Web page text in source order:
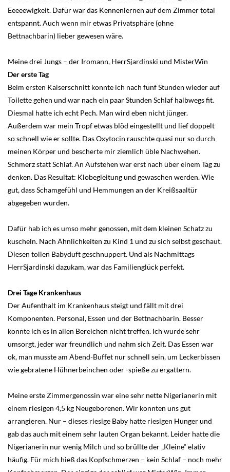
Eeeeewigkeit. Dafür war das Kennenlernen auf dem Zimmer total
entspannt. Auch wenn mir etwas Privatsphäre (ohne
Bettnachbarin) lieber gewesen wäre.
Meine drei Jungs – der Iromann, HerrSjardinski und MisterWin
Der erste Tag
Beim ersten Kaiserschnitt konnte ich nach fünf Stunden wieder auf
Toilette gehen und war nach ein paar Stunden Schlaf halbwegs fit.
Diesmal hatte ich echt Pech. Man wird eben nicht jünger.
Außerdem war mein Tropf etwas blöd eingestellt und lief doppelt
so schnell wie er sollte. Das Oxytocin rauschte quasi nur so durch
meinen Körper und bescherte mir ziemlich üble Nachwehen.
Schmerz statt Schlaf. An Aufstehen war erst nach über einem Tag zu
denken. Das Resultat: Klobegleitung und gewaschen werden. Wie
gut, dass Schamgefühl und Hemmungen an der Kreißsaaltür
abgegeben wurden.
Dafür hab ich es umso mehr genossen, mit dem kleinen Schatz zu
kuscheln. Nach Ähnlichkeiten zu Kind 1 und zu sich selbst geschaut.
Diesen tollen Babyduft geschnuppert. Und als Nachmittags
HerrSjardinski dazukam, war das Familienglück perfekt.
Drei Tage Krankenhaus
Der Aufenthalt im Krankenhaus steigt und fällt mit drei
Komponenten. Personal, Essen und der Bettnachbarin. Besser
konnte ich es in allen Bereichen nicht treffen. Ich wurde sehr
umsorgt, jeder war freundlich und nahm sich Zeit. Das Essen war
ok, man musste am Abend-Buffet nur schnell sein, um Leckerbissen
wie gebratene Hühnerbeinchen oder -spieße zu ergattern.
Meine erste Zimmergenossin war eine sehr nette Nigerianerin mit
einem riesigen 4,5 kg Neugeborenen. Wir konnten uns gut
arrangieren. Nur – dieses riesige Baby hatte riesigen Hunger und
gab das auch mit einem sehr lauten Organ bekannt. Leider hatte die
Nigerianerin nur wenig Milch und so brüllte der „Kleine“ elativ
häufig. Für mich hieß das Kopfschmerzen – kein Schlaf – noch mehr